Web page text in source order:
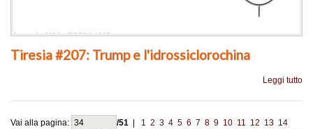
Tiresia #207: Trump e l'idrossiclorochina
Leggi tutto
Vai alla pagina: /51 | 1 2 3 4 5 6 7 8 9 10 11 12 13 14